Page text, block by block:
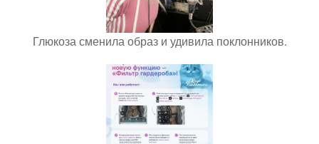
Глюкоза сменила образ и удивила поклонников.